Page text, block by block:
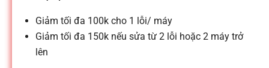
cGiảm tối đa 100k cho 1 lỗi/ máy
Giảm tối đa 150k nếu sửa từ 2 lỗi hoặc 2 máy trở
lên